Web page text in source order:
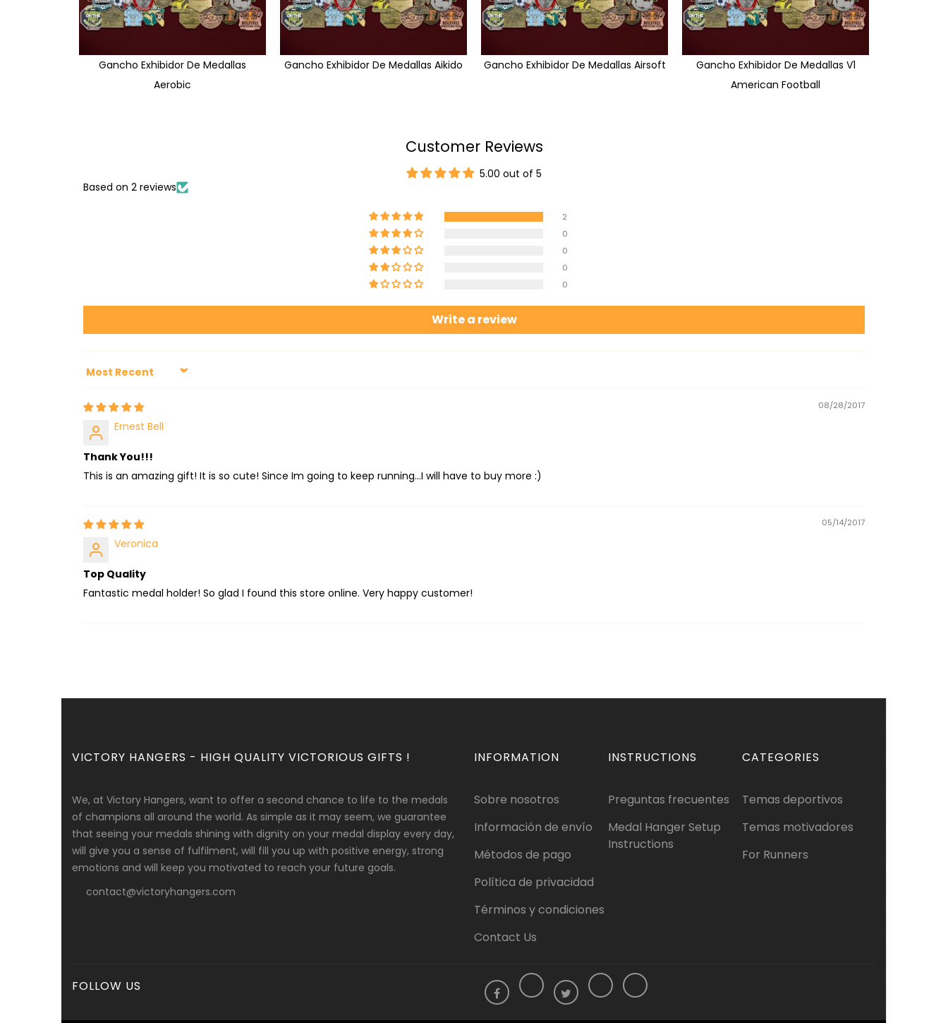
Gancho Exhibidor De Medallas
Aerobic
Gancho Exhibidor De Medallas Aikido Gancho Exhibidor De Medallas Airsoft
Gancho Exhibidor De Medallas V1
American Football
Customer Reviews
5.00 out of 5
Based on 2 reviews
2
0
0
0
0
Write a review
Sort by
08/28/2017
Ernest Bell
Thank You!!!
This is an amazing gift! It is so cute! Since Im going to keep running...I will have to buy more :)
05/14/2017
Veronica
Top Quality
Fantastic medal holder! So glad I found this store online. Very happy customer!
VICTORY HANGERS - HIGH QUALITY VICTORIOUS GIFTS !
We, at Victory Hangers, want to offer a second chance to life to the medals
of champions all around the world. As simple as it may seem, we guarantee
that seeing your medals shining with dignity on your medal display every day,
will give you a sense of fulfilment, will fill you up with positive energy, strong
emotions and will keep you motivated to reach your future goals.
contact@victoryhangers.com
INFORMATION
Sobre nosotros
Información de envío
Métodos de pago
Política de privacidad
Términos y condiciones
Contact Us
INSTRUCTIONS
Preguntas frecuentes
Medal Hanger Setup
Instructions
CATEGORIES
Temas deportivos
Temas motivadores
For Runners
FOLLOW US